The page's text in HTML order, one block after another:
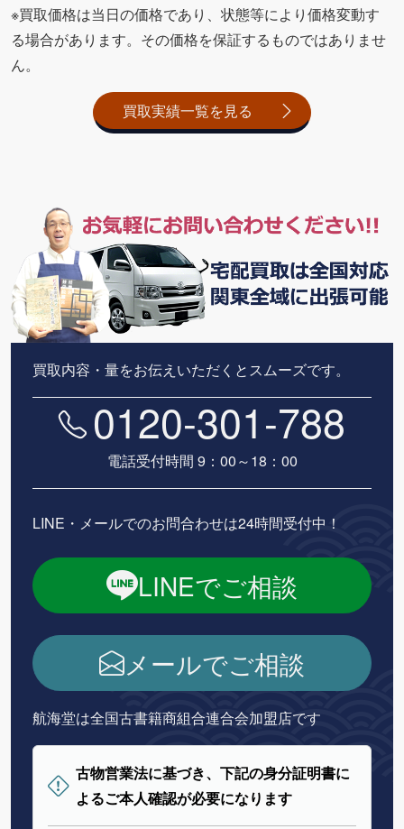
※買取価格は当日の価格であり、状態等により価格変動す
る場合があります。その価格を保証するものではありませ
ん。
買取実績一覧を見る
買取内容・量をお伝えいただくとスムーズです。
0120-301-788
電話受付時間 9：00～18：00
LINE・メールでのお問合わせは24時間受付中！
LINEでご相談
メールでご相談
航海堂は全国古書籍商組合連合会加盟店です
古物営業法に基づき、下記の身分証明書に
よるご本人確認が必要になります